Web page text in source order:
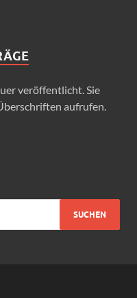
veröffentlicht. Sie
aufrufen.